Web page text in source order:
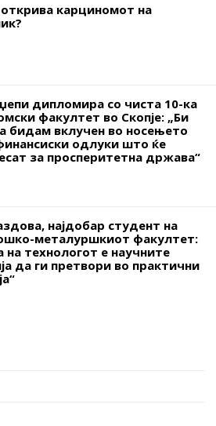
открива карциномот на
дипломира со чиста 10-ка
факултет во Скопје: „Би
бидам вклучен во носењето
одлуки што ќе
за просперитетна држава“
најдобар студент на
металуршкиот факултет:
на технологот е научните
да ги претвори во практични